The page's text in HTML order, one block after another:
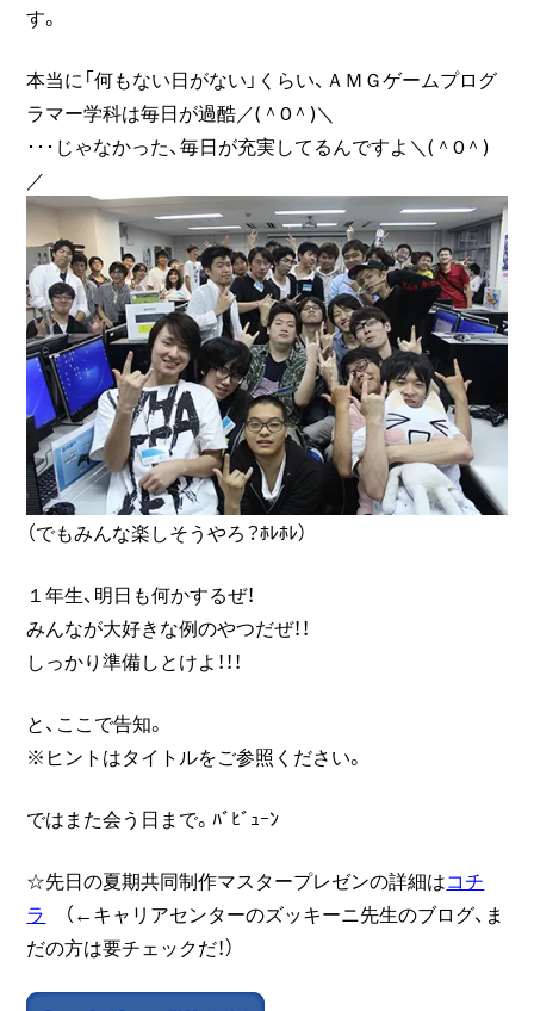
す。
本当に「何もない日がない」くらい、ＡＭＧゲームプログ
ラマー学科は毎日が過酷／(＾0＾)＼
･･･じゃなかった、毎日が充実してるんですよ＼(＾0＾)
／
（でもみんな楽しそうやろ？ﾎﾚﾎﾚ）
１年生、明日も何かするぜ！
みんなが大好きな例のやつだぜ！！
しっかり準備しとけよ！！！
と、ここで告知。
※ヒントはタイトルをご参照ください。
ではまた会う日まで。ﾊﾞﾋﾞｭｰﾝ
☆先日の夏期共同制作マスタープレゼンの詳細はコチ
ラ
（←キャリアセンターのズッキーニ先生のブログ、ま
だの方は要チェックだ！）